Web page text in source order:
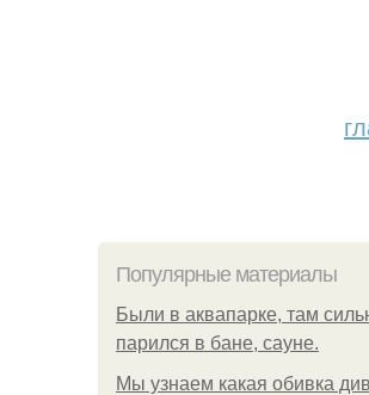
Популярные материалы
Были в аквапарке, там
парился в бане, сауне.
Мы узнаем какая обивка